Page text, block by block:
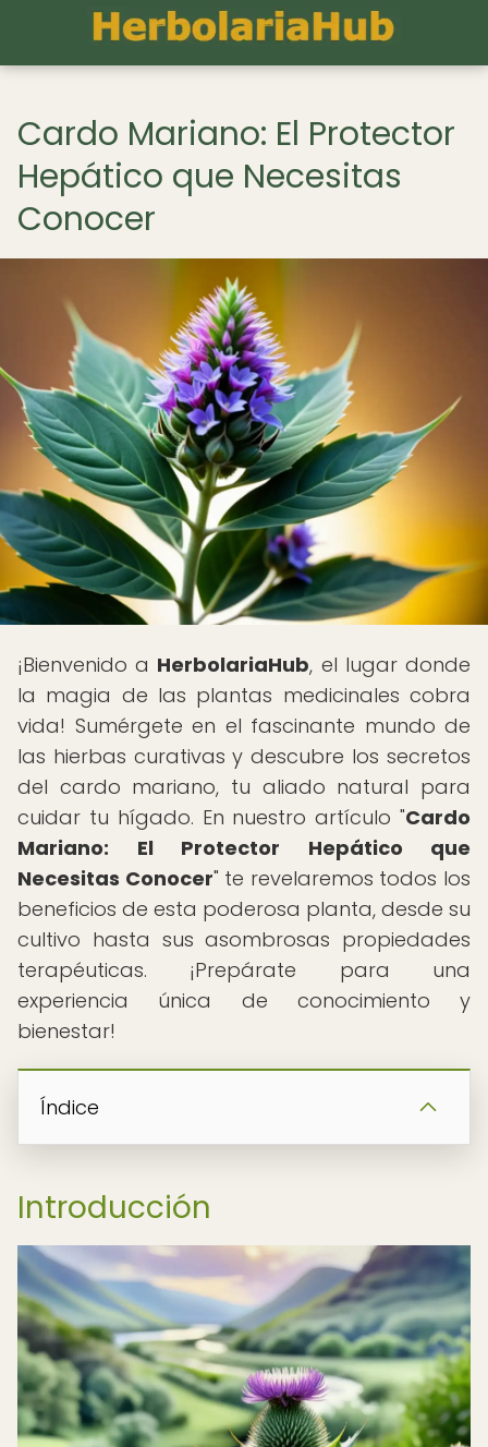
Cardo Mariano: El Protector
Hepático que Necesitas
Conocer
¡Bienvenido a HerbolariaHub, el lugar donde
la magia de las plantas medicinales cobra
vida! Sumérgete en el fascinante mundo de
las hierbas curativas y descubre los secretos
del cardo mariano, tu aliado natural para
cuidar tu hígado. En nuestro artículo "Cardo
Mariano: El Protector Hepático que
Necesitas Conocer" te revelaremos todos los
beneficios de esta poderosa planta, desde su
cultivo hasta sus asombrosas propiedades
terapéuticas. ¡Prepárate para una
experiencia única de conocimiento y
bienestar!
Índice
Introducción